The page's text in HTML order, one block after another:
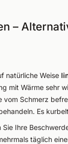
–
natürliche Weise
mit Wärme sehr
vom Schmerz
Es
Ihre
täglich